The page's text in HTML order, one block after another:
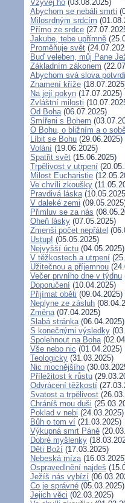
Vzývej ho (03.08.2025)
Abychom se nebáli smrti
Milosrdným srdcím
Přímo ze srdce
Jakube, tebe upřímně
Proměňuje svět
Buď veleben, můj Pane
Základním zákonem
Abychom svá slova
Znamení kříže
Na její pokyn (17.07.2025)
Zvláštní milosti
Od Boha(06.07.2025)
Smířeni s Bohem
O Bohu, o bližním a o
Líbit se Bohu (29.06.2025)
Volání (19.06.2025)
Spatřit svět (15.06.2025)
Trpělivost v utrpení
Milost Eucharistie
Ve chvíli zkoušky
Pravdivá láska
V daleké zemi
Přimluv se za nás
Oheň lásky (07.05.2025)
Zmenši počet nepřátel
Ustup! (05.05.2025)
Nejvyšší úctu (04.05.2025)
V těžkostech a utrpení
Užitečnou a příjemnou
Večer prvního dne v týdnu
Doporučení (10.04.2025)
Přijímat oběti (09.04.2025)
Neplyne ze zásluh
Změna(07.04.2025)
Slabá stránka(06.04.2025)
S konečnými výsledky
Spolehnout na Boha
Vše nebo nic (01.04.2025)
Teologicky (31.03.2025)
Nic mocnějšího
Příležitost k růstu
Odvrácení těžkostí
Svatost a trpělivost
Chráníš mou duši
Poklad v nebi (24.03.2025)
Bůh o tom ví (21.03.2025)
Výkupná smrt Páně
Dobré myšlenky
Děti Boží (17.03.2025)
Nebeská míza
Ospravedlnění najdeš
Ježíš nás vybízí
Co je správné (05.03.2025)
Jejich věci (02.03.2025)